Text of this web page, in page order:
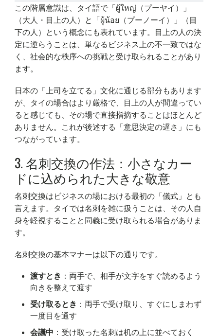
この階層意識は、タイ語で「ผู้ใหญ่（プーヤイ）」
（大人・目上の人）と「ผู้น้อย（プーノーイ）」（目
下の人）という概念にも表れています。目上の人の決
定に逆らうことは、単なるビジネス上の不一致ではな
く、社会的な秩序への挑戦と受け取られることがあり
ます。
日本の「上司を立てる」文化に通じる部分もあります
が、タイの場合はより厳格で、目上の人が間違ってい
ると感じても、その場で直接指摘することはほとんど
ありません。これが後述する「意思決定の遅さ」にも
つながっています。
3. 名刺交換の作法：小さなカー
ドに込められた大きな敬意
名刺交換はビジネスの場における最初の「儀式」とも
言えます。タイでは名刺を雑に扱うことは、その人自
身を軽視することと同義に受け取られる場合がありま
す。
名刺交換の基本マナーは以下の通りです。
渡すとき ：両手で、相手が文字をすぐ読めるよう
向きを整えて渡す
受け取るとき ：両手で受け取り、すぐにしまわず
一度目を通す
会議中 ：受け取った名刺は机の上に並べておく